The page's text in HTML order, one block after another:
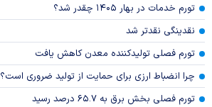
تورم خدمات در بهار ۱۴۰۵ چقدر شد؟
نقدینگی نقدتر شد
تورم فصلی تولیدکننده معدن کاهش یافت
چرا انضباط ارزی برای حمایت از تولید ضروری است؟
تورم فصلی بخش برق به ۶۵.۷ درصد رسید